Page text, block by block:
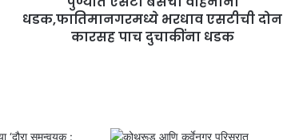
धडक,फातिमानगरमध्ये भरधाव एसटीची दोन
कारसह पाच दुचाकींना धडक